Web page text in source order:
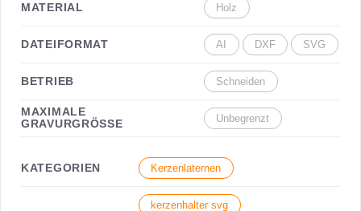
MATERIAL Holz
DATEIFORMAT AI DXF SVG
BETRIEB Schneiden
MAXIMALE
GRAVURGRÖSSE
Unbegrenzt
KATEGORIEN Kerzenlaternen
kerzenhalter svg